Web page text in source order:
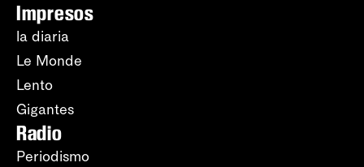
Impresos
la diaria
Le Monde
Lento
Gigantes
Radio
Periodismo